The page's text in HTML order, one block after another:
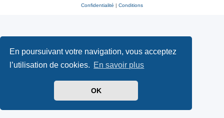
En poursuivant votre navigation, vous acceptez
l’utilisation de cookies. En savoir plus
OK
Confidentialité
Conditions